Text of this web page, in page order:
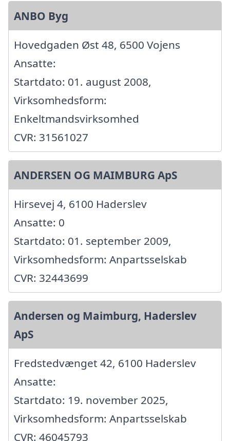
ANBO Byg
Hovedgaden Øst 48, 6500 Vojens
Ansatte:
Startdato: 01. august 2008,
Virksomhedsform:
Enkeltmandsvirksomhed
CVR: 31561027
ANDERSEN OG MAIMBURG ApS
Hirsevej 4, 6100 Haderslev
Ansatte: 0
Startdato: 01. september 2009,
Virksomhedsform: Anpartsselskab
CVR: 32443699
Andersen og Maimburg, Haderslev
ApS
Fredstedvænget 42, 6100 Haderslev
Ansatte:
Startdato: 19. november 2025,
Virksomhedsform: Anpartsselskab
CVR: 46045793